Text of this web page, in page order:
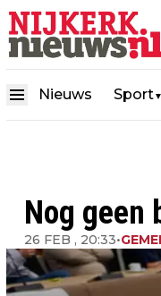
Nieuws Sport▼
Nog geen
26 FEB , 20:33•